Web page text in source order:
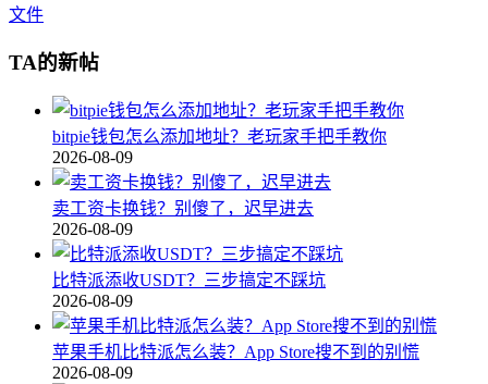
文件
TA的新帖
bitpie钱包怎么添加地址？老玩家手把手教你
2026-08-09
卖工资卡换钱？别傻了，迟早进去
2026-08-09
比特派添收USDT？三步搞定不踩坑
2026-08-09
苹果手机比特派怎么装？App Store搜不到的别慌
2026-08-09